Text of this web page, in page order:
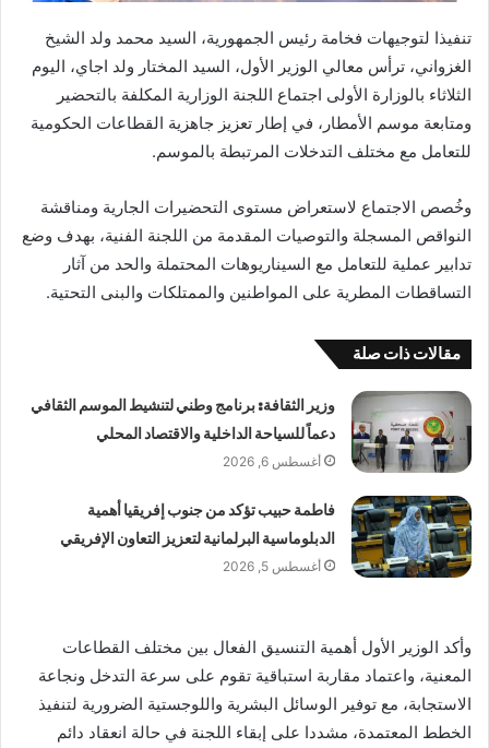
تنفيذا لتوجيهات فخامة رئيس الجمهورية، السيد محمد ولد الشيخ
الغزواني، ترأس معالي الوزير الأول، السيد المختار ولد اجاي، اليوم
الثلاثاء بالوزارة الأولى اجتماع اللجنة الوزارية المكلفة بالتحضير
ومتابعة موسم الأمطار، في إطار تعزيز جاهزية القطاعات الحكومية
للتعامل مع مختلف التدخلات المرتبطة بالموسم.
وخُصص الاجتماع لاستعراض مستوى التحضيرات الجارية ومناقشة
النواقص المسجلة والتوصيات المقدمة من اللجنة الفنية، بهدف وضع
تدابير عملية للتعامل مع السيناريوهات المحتملة والحد من آثار
التساقطات المطرية على المواطنين والممتلكات والبنى التحتية.
مقالات ذات صلة
وزير الثقافة: برنامج وطني لتنشيط الموسم الثقافي
دعماً للسياحة الداخلية والاقتصاد المحلي
أغسطس 6, 2026
فاطمة حبيب تؤكد من جنوب إفريقيا أهمية
الدبلوماسية البرلمانية لتعزيز التعاون الإفريقي
أغسطس 5, 2026
وأكد الوزير الأول أهمية التنسيق الفعال بين مختلف القطاعات
المعنية، واعتماد مقاربة استباقية تقوم على سرعة التدخل ونجاعة
الاستجابة، مع توفير الوسائل البشرية واللوجستية الضرورية لتنفيذ
الخطط المعتمدة، مشددا على إبقاء اللجنة في حالة انعقاد دائم